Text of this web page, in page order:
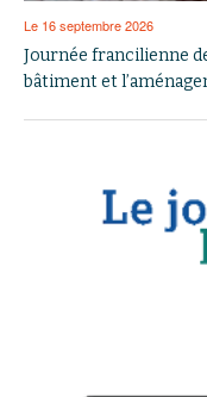
Le 16 septembre 2026
Journée francilienne
bâtiment et